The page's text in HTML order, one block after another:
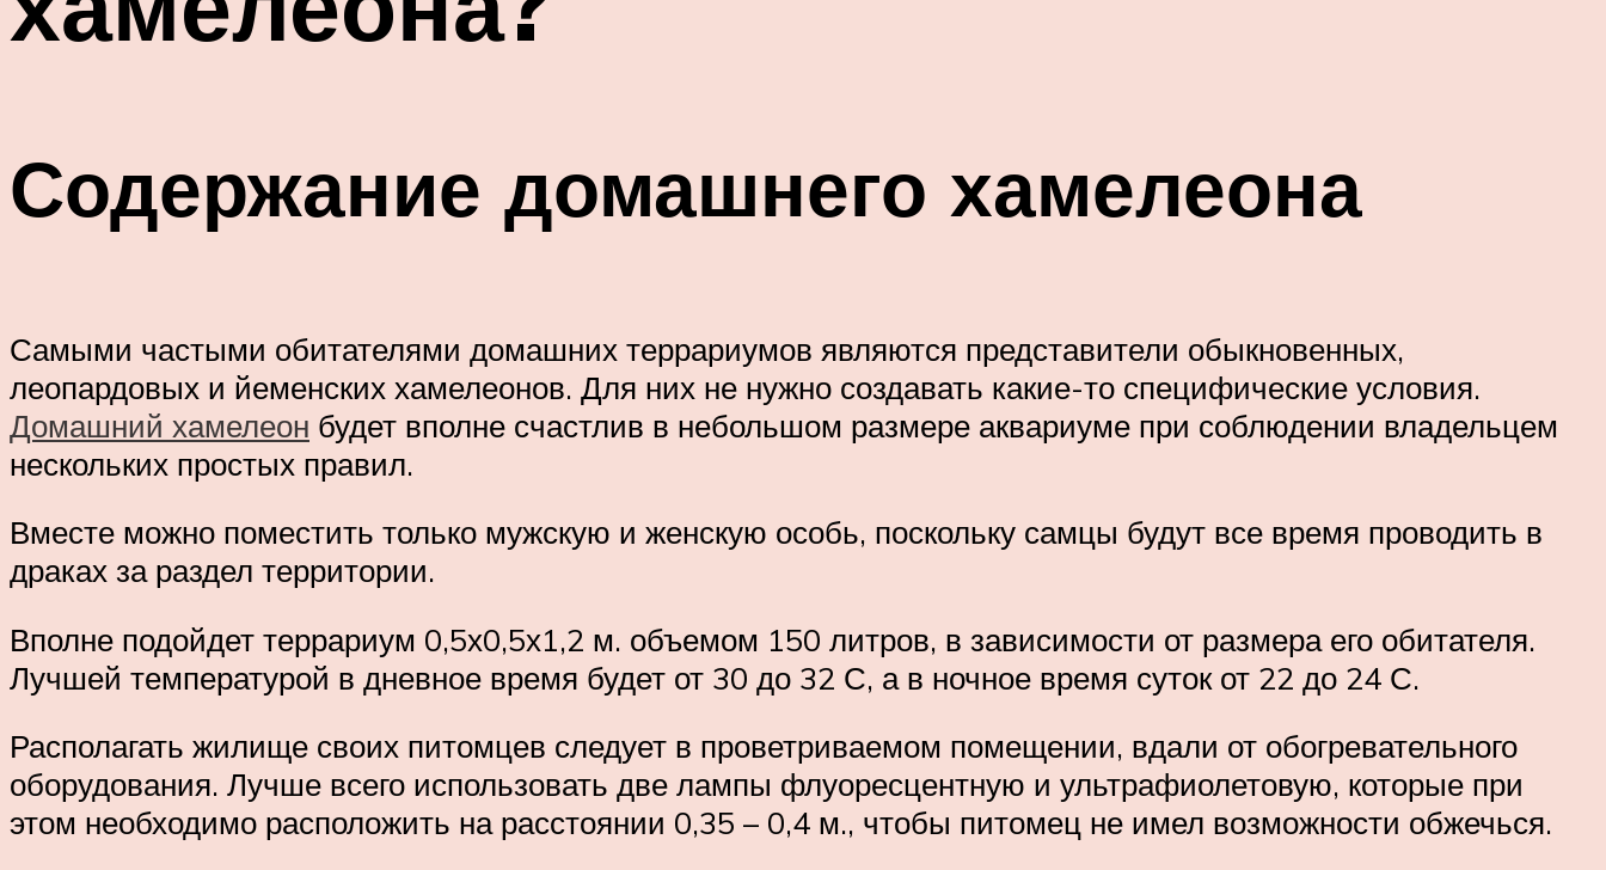
Содержание домашнего хамелеона
Самыми частыми обитателями домашних террариумов являются представители обыкновенных,
леопардовых и йеменских хамелеонов. Для них не нужно создавать какие-то специфические условия.
Домашний хамелеон будет вполне счастлив в небольшом размере аквариуме при соблюдении владельцем
нескольких простых правил.
Вместе можно поместить только мужскую и женскую особь, поскольку самцы будут все время проводить в
драках за раздел территории.
Вполне подойдет террариум 0,5х0,5х1,2 м. объемом 150 литров, в зависимости от размера его обитателя.
Лучшей температурой в дневное время будет от 30 до 32 С, а в ночное время суток от 22 до 24 С.
Располагать жилище своих питомцев следует в проветриваемом помещении, вдали от обогревательного
оборудования. Лучше всего использовать две лампы флуоресцентную и ультрафиолетовую, которые при
этом необходимо расположить на расстоянии 0,35 – 0,4 м., чтобы питомец не имел возможности обжечься.